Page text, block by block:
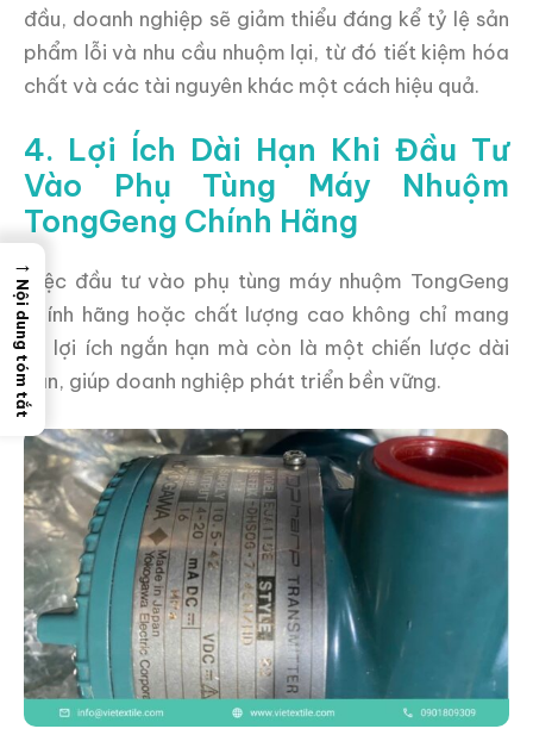
đầu, doanh nghiệp sẽ giảm thiểu đáng kể tỷ lệ sản
phẩm lỗi và nhu cầu nhuộm lại, từ đó tiết kiệm hóa
chất và các tài nguyên khác một cách hiệu quả.
4. Lợi Ích Dài Hạn Khi Đầu Tư
Vào Phụ Tùng Máy Nhuộm
TongGeng Chính Hãng
Việc đầu tư vào phụ tùng máy nhuộm TongGeng
chính hãng hoặc chất lượng cao không chỉ mang
lại lợi ích ngắn hạn mà còn là một chiến lược dài
hạn, giúp doanh nghiệp phát triển bền vững.
→
Nội dung tóm tắt